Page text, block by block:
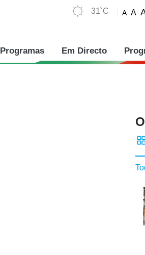
31˚C A A
Programas Em Directo